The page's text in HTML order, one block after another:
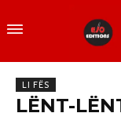
LI FËS
LËNT-